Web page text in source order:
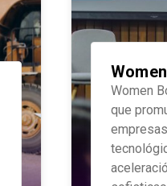
Women
que